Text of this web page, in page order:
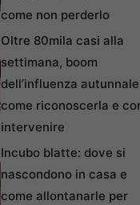
come non perderlo
Oltre 80mila casi alla
settimana, boom
dell’influenza
come riconoscerla e
intervenire
Incubo blatte: dove si
nascondono in casa e
come allontanarle per